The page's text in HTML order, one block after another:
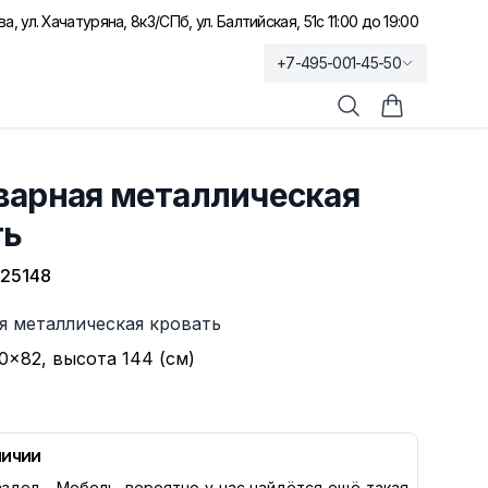
ул. Хачатуряна, 8к3/СПб, ул. Балтийская, 51с 11:00 до 19:00
+7-495-001-45-50
ПоискКорзина
металлическая
металлическая кровать
высота 144 (см)